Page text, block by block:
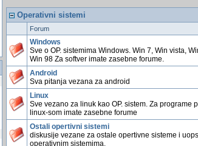
Operativni sistemi
Forum
Windows
Sve o OP. sistemima Windows. Win 7, Win vista,
Win 98 Za softver imate zasebne forume.
Android
Sva pitanja vezana za android
Linux
Sve vezano za linuk kao OP. sistem. Za programe
linux-som imate zasebne forume
Ostali opertivni sistemi
diskusije vezane za ostale opertivne sisteme i
operativnim sistemima.